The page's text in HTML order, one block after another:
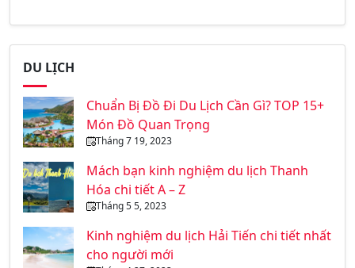
DU LỊCH
Chuẩn Bị Đồ Đi Du Lịch Cần Gì? TOP 15+
Món Đồ Quan Trọng
Tháng 7 19, 2023
Mách bạn kinh nghiệm du lịch Thanh
Hóa chi tiết A – Z
Tháng 5 5, 2023
Kinh nghiệm du lịch Hải Tiến chi tiết nhất
cho người mới